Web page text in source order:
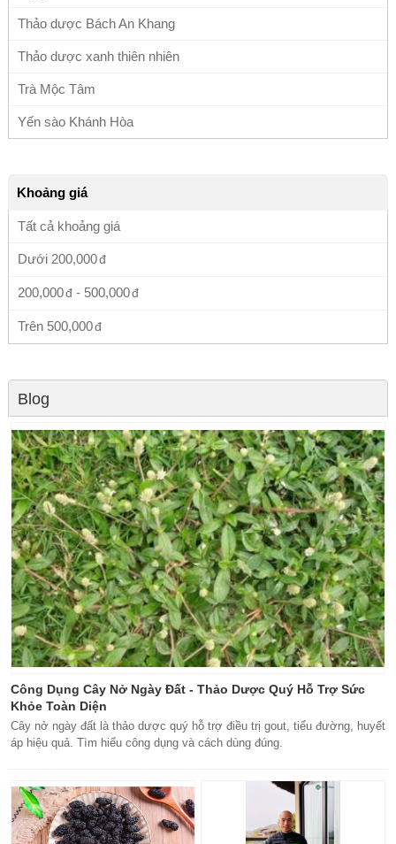
Thảo dược Bách An Khang
Thảo dược xanh thiên nhiên
Trà Mộc Tâm
Yến sào Khánh Hòa
Khoảng giá
Tất cả khoảng giá
Dưới 200,000
200,000 - 500,000
Trên 500,000
Blog
Công Dụng Cây Nở Ngày Đất - Thảo Dược Quý Hỗ Trợ Sức
Khỏe Toàn Diện
Cây nở ngày đất là thảo dược quý hỗ trợ điều trị gout, tiểu đường, huyết
áp hiệu quả. Tìm hiểu công dụng và cách dùng đúng.